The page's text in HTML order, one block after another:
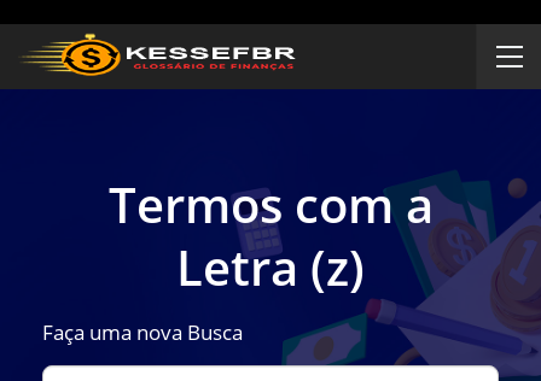
Termos com a
Letra (z)
Faça uma nova Busca